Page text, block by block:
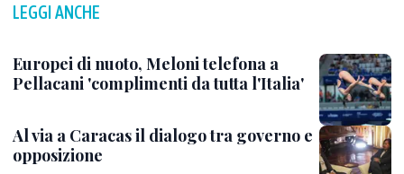
LEGGI ANCHE
Europei di nuoto, Meloni telefona a
Pellacani 'complimenti da tutta l'Italia'
Al via a Caracas il dialogo tra governo e
opposizione